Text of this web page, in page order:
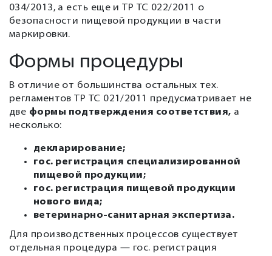
034/2013, а есть еще и ТР ТС 022/2011 о
безопасности пищевой продукции в части
маркировки.
Формы процедуры
В отличие от большинства остальных тех.
регламентов ТР ТС 021/2011 предусматривает не
две формы подтверждения соответствия, а
несколько:
декларирование;
гос. регистрация специализированной
пищевой продукции;
гос. регистрация пищевой продукции
нового вида;
ветеринарно-санитарная экспертиза.
Для производственных процессов существует
отдельная процедура — гос. регистрация